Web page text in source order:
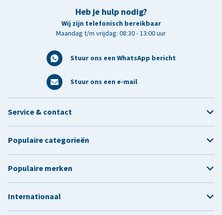
Heb je hulp nodig?
Wij zijn telefonisch bereikbaar
Maandag t/m vrijdag: 08:30 - 13:00 uur
Stuur ons een WhatsApp bericht
Stuur ons een e-mail
Service & contact
Populaire categorieën
Populaire merken
Internationaal